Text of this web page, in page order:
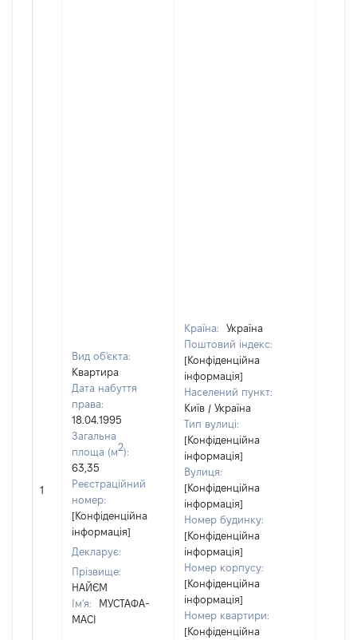
1
Вид об'єкта:
Квартира
Дата набуття
права:
18.04.1995
Загальна
площа (м2):
63,35
Реєстраційний
номер:
[Конфіденційна
інформація]
Декларує:
Прізвище:
НАЙЄМ
Ім'я:
МУСТАФА-
МАСІ
Країна:
Україна
Поштовий індекс:
[Конфіденційна
інформація]
Населений пункт:
Київ / Україна
Тип вулиці:
[Конфіденційна
інформація]
Вулиця:
[Конфіденційна
інформація]
Номер будинку:
[Конфіденційна
інформація]
Номер корпусу:
[Конфіденційна
інформація]
Номер квартири:
[Конфіденційна